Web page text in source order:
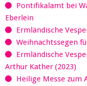
Pontifikalamt bei
Eberlein
Ermländische
Weihnachtssegen
Ermländische
Arthur Kather (2023)
Heilige Messe zum